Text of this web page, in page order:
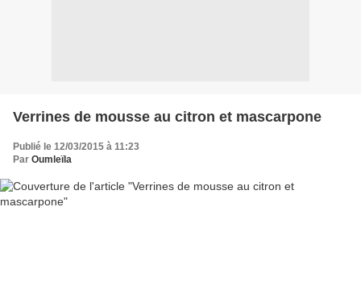
Verrines de mousse au citron et mascarpone
Publié le 12/03/2015 à 11:23
Par Oumleïla